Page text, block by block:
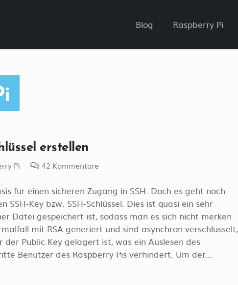
Blog Raspberry Pi
erstellen
Pi 42 Kommentare
für einen sicheren Zugang in SSH. Doch es geht noch
SSH-Key bzw. SSH-Schlüssel. Dies ist quasi ein sehr
Datei gespeichert ist, sodass man es sich nicht merken
mit RSA generiert und sind asynchron verschlüsselt,
der Public Key gelagert ist, was ein Auslesen des
Benutzer des Raspberry Pis verhindert. Um der…